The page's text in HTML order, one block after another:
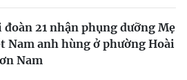
đoàn 21 nhận phụng dưỡng Mẹ
Nam anh hùng ở phường Hoài
Nam